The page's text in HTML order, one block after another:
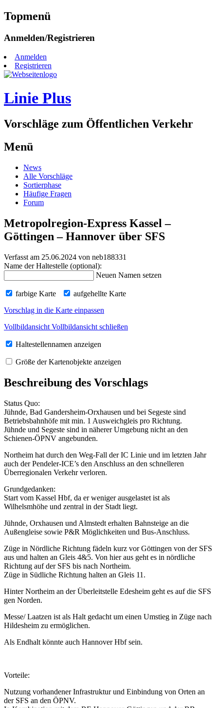
Topmenü
Zum
springen
Anmelden/Registrieren
Anmelden
Registrieren
Linie Plus
Vorschläge zum Öffentlichen Verkehr
Menü
Zum
Inhalt
springen
News
Alle Vorschläge
Sortierphase
Häufige Fragen
Forum
Metropolregion-Express Kassel –
Göttingen – Hannover über SFS
Verfasst am 25.06.2024 von neb188331
Name der Haltestelle (optional):
Neuen Namen setzen
farbige Karte
aufgehellte Karte
Vorschlag in die Karte einpassen
Vollbildansicht Vollbildansicht schließen
Haltestellennamen anzeigen
Größe der Kartenobjekte anzeigen
Beschreibung des Vorschlags
Status Quo:
Jühnde, Bad Gandersheim-Orxhausen und bei Segeste sind
Betriebsbahnhöfe mit min. 1 Ausweichgleis pro Richtung.
Jühnde und Segeste sind in näherer Umgebung nicht an den
Schienen-ÖPNV angebunden.
Northeim hat durch den Weg-Fall der IC Linie und im letzten Jahr
auch der Pendeler-ICE’s den Anschluss an den schnelleren
Überregionalen Verkehr verloren.
Grundgedanken:
Start vom Kassel Hbf, da er weniger ausgelastet ist als
Wilhelsmhöhe und zentral in der Stadt liegt.
Jühnde, Orxhausen und Almstedt erhalten Bahnsteige an die
Außengleise sowie P&R Möglichkeiten und Bus-Anschluss.
Züge in Nördliche Richtung fädeln kurz vor Göttingen von der SFS
aus und halten an Gleis 4&5. Von hier aus geht es in nördliche
Richtung auf der SFS bis nach Northeim.
Züge in Südliche Richtung halten an Gleis 11.
Hinter Northeim an der Überleitstelle Edesheim geht es auf die SFS
gen Norden.
Messe/ Laatzen ist als Halt gedacht um einen Umstieg in Züge nach
Hildesheim zu ermöglichen.
Als Endhalt könnte auch Hannover Hbf sein.
Vorteile:
Nutzung vorhandener Infrastruktur und Einbindung von Orten an
der SFS an den ÖPNV.